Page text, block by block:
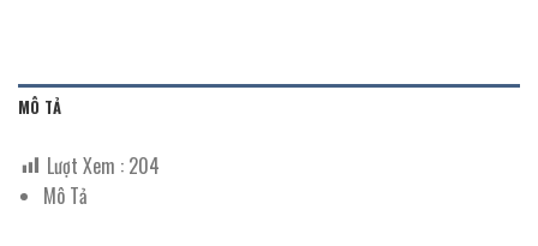
MÔ TẢ
Lượt Xem : 204
Mô Tả